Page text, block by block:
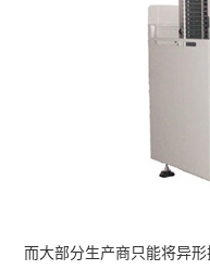
而大部分生产商只能将异